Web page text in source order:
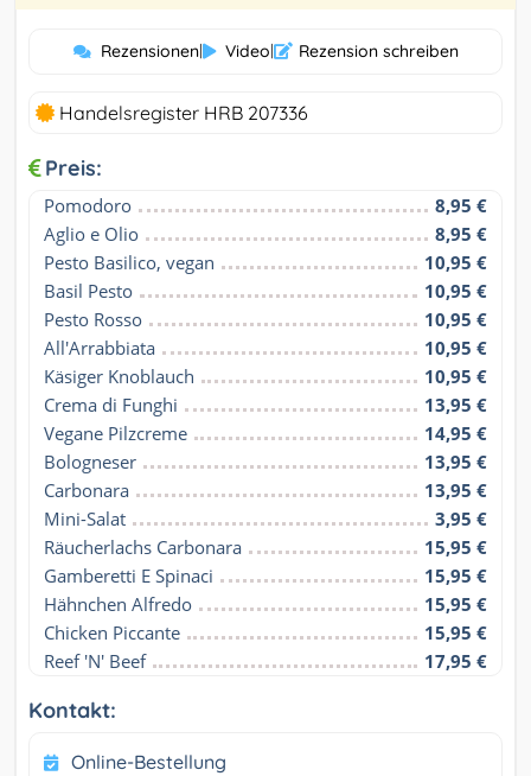
Rezensionen| Video| Rezension schreiben
Handelsregister HRB 207336
Preis:
Pomodoro
8,95 €
Aglio e Olio
8,95 €
Pesto Basilico, vegan
10,95 €
Basil Pesto
10,95 €
Pesto Rosso
10,95 €
All'Arrabbiata
10,95 €
Käsiger Knoblauch
10,95 €
Crema di Funghi
13,95 €
Vegane Pilzcreme
14,95 €
Bologneser
13,95 €
Carbonara
13,95 €
Mini-Salat
3,95 €
Räucherlachs Carbonara
15,95 €
Gamberetti E Spinaci
15,95 €
Hähnchen Alfredo
15,95 €
Chicken Piccante
15,95 €
Reef 'N' Beef
17,95 €
Kontakt:
Online-Bestellung